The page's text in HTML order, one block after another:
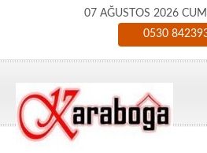
07 AĞUSTOS 2026
0530